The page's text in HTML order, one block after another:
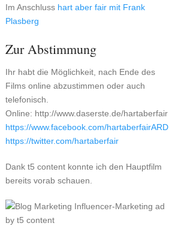
Im Anschluss hart aber fair mit Frank
Plasberg
Zur Abstimmung
Ihr habt die Möglichkeit, nach Ende des
Films online abzustimmen oder auch
telefonisch.
Online: http://www.daserste.de/hartaberfair
https://www.facebook.com/hartaberfairARD
https://twitter.com/hartaberfair
Dank t5 content konnte ich den Hauptfilm
bereits vorab schauen.
Influencer-Marketing ad
by t5 content